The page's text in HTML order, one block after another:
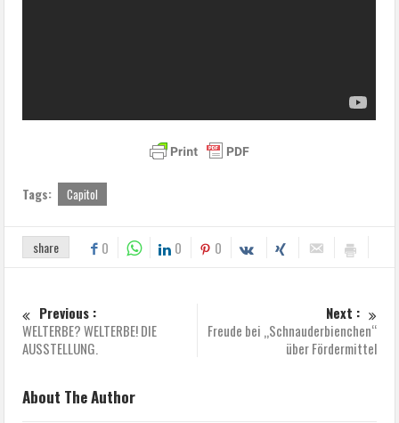
Tags: Capitol
share 0 0 0
Previous :
WELTERBE? WELTERBE! DIE
AUSSTELLUNG.
Next :
Freude bei „Schnauderbienchen“
über Fördermittel
About The Author